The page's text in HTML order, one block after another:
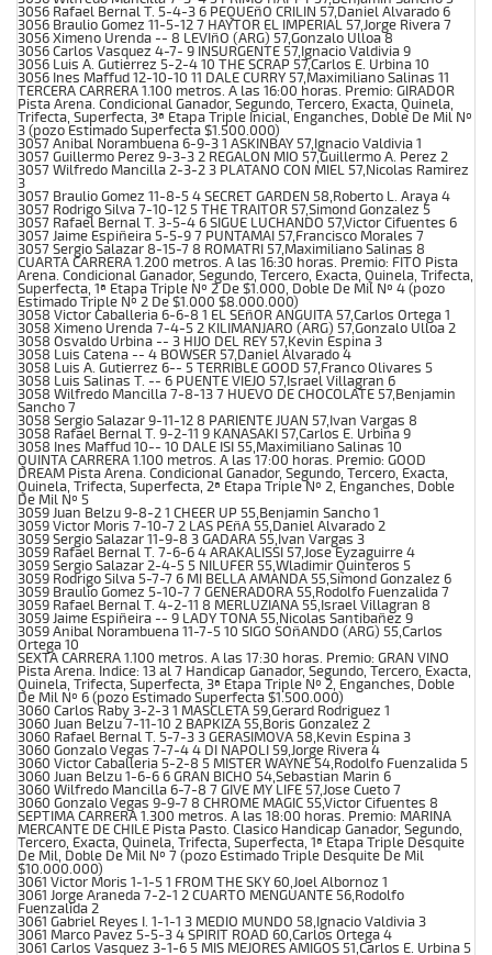
3056 Rafael Bernal T. 5-4-3 6 PEQUEñO CRILIN 57,Daniel Alvarado 6
3056 Braulio Gomez 11-5-12 7 HAYTOR EL IMPERIAL 57,Jorge Rivera 7
3056 Ximeno Urenda -- 8 LEVIñO (ARG) 57,Gonzalo Ulloa 8
3056 Carlos Vasquez 4-7- 9 INSURGENTE 57,Ignacio Valdivia 9
3056 Luis A. Gutierrez 5-2-4 10 THE SCRAP 57,Carlos E. Urbina 10
3056 Ines Maffud 12-10-10 11 DALE CURRY 57,Maximiliano Salinas 11
TERCERA CARRERA 1.100 metros. A las 16:00 horas. Premio: GIRADOR
Pista Arena. Condicional Ganador, Segundo, Tercero, Exacta, Quinela,
Trifecta, Superfecta, 3ª Etapa Triple Inicial, Enganches, Doble De Mil Nº
3 (pozo Estimado Superfecta $1.500.000)
3057 Anibal Norambuena 6-9-3 1 ASKINBAY 57,Ignacio Valdivia 1
3057 Guillermo Perez 9-3-3 2 REGALON MIO 57,Guillermo A. Perez 2
3057 Wilfredo Mancilla 2-3-2 3 PLATANO CON MIEL 57,Nicolas Ramirez
3
3057 Braulio Gomez 11-8-5 4 SECRET GARDEN 58,Roberto L. Araya 4
3057 Rodrigo Silva 7-10-12 5 THE TRAITOR 57,Simond Gonzalez 5
3057 Rafael Bernal T. 3-5-4 6 SIGUE LUCHANDO 57,Victor Cifuentes 6
3057 Jaime Espiñeira 5-5-9 7 PUNTAMAI 57,Francisco Morales 7
3057 Sergio Salazar 8-15-7 8 ROMATRI 57,Maximiliano Salinas 8
CUARTA CARRERA 1.200 metros. A las 16:30 horas. Premio: FITO Pista
Arena. Condicional Ganador, Segundo, Tercero, Exacta, Quinela, Trifecta,
Superfecta, 1ª Etapa Triple Nº 2 De $1.000, Doble De Mil Nº 4 (pozo
Estimado Triple Nº 2 De $1.000 $8.000.000)
3058 Victor Caballeria 6-6-8 1 EL SEñOR ANGUITA 57,Carlos Ortega 1
3058 Ximeno Urenda 7-4-5 2 KILIMANJARO (ARG) 57,Gonzalo Ulloa 2
3058 Osvaldo Urbina -- 3 HIJO DEL REY 57,Kevin Espina 3
3058 Luis Catena -- 4 BOWSER 57,Daniel Alvarado 4
3058 Luis A. Gutierrez 6-- 5 TERRIBLE GOOD 57,Franco Olivares 5
3058 Luis Salinas T. -- 6 PUENTE VIEJO 57,Israel Villagran 6
3058 Wilfredo Mancilla 7-8-13 7 HUEVO DE CHOCOLATE 57,Benjamin
Sancho 7
3058 Sergio Salazar 9-11-12 8 PARIENTE JUAN 57,Ivan Vargas 8
3058 Rafael Bernal T. 9-2-11 9 KANASAKI 57,Carlos E. Urbina 9
3058 Ines Maffud 10-- 10 DALE ISI 55,Maximiliano Salinas 10
QUINTA CARRERA 1.100 metros. A las 17:00 horas. Premio: GOOD
DREAM Pista Arena. Condicional Ganador, Segundo, Tercero, Exacta,
Quinela, Trifecta, Superfecta, 2ª Etapa Triple Nº 2, Enganches, Doble
De Mil Nº 5
3059 Juan Belzu 9-8-2 1 CHEER UP 55,Benjamin Sancho 1
3059 Victor Moris 7-10-7 2 LAS PEñA 55,Daniel Alvarado 2
3059 Sergio Salazar 11-9-8 3 GADARA 55,Ivan Vargas 3
3059 Rafael Bernal T. 7-6-6 4 ARAKALISSI 57,Jose Eyzaguirre 4
3059 Sergio Salazar 2-4-5 5 NILUFER 55,Wladimir Quinteros 5
3059 Rodrigo Silva 5-7-7 6 MI BELLA AMANDA 55,Simond Gonzalez 6
3059 Braulio Gomez 5-10-7 7 GENERADORA 55,Rodolfo Fuenzalida 7
3059 Rafael Bernal T. 4-2-11 8 MERLUZIANA 55,Israel Villagran 8
3059 Jaime Espiñeira -- 9 LADY TONA 55,Nicolas Santibañez 9
3059 Anibal Norambuena 11-7-5 10 SIGO SOñANDO (ARG) 55,Carlos
Ortega 10
SEXTA CARRERA 1.100 metros. A las 17:30 horas. Premio: GRAN VINO
Pista Arena. Indice: 13 al 7 Handicap Ganador, Segundo, Tercero, Exacta,
Quinela, Trifecta, Superfecta, 3ª Etapa Triple Nº 2, Enganches, Doble
De Mil Nº 6 (pozo Estimado Superfecta $1.500.000)
3060 Carlos Raby 3-2-3 1 MASCLETA 59,Gerard Rodriguez 1
3060 Juan Belzu 7-11-10 2 BAPKIZA 55,Boris Gonzalez 2
3060 Rafael Bernal T. 5-7-3 3 GERASIMOVA 58,Kevin Espina 3
3060 Gonzalo Vegas 7-7-4 4 DI NAPOLI 59,Jorge Rivera 4
3060 Victor Caballeria 5-2-8 5 MISTER WAYNE 54,Rodolfo Fuenzalida 5
3060 Juan Belzu 1-6-6 6 GRAN BICHO 54,Sebastian Marin 6
3060 Wilfredo Mancilla 6-7-8 7 GIVE MY LIFE 57,Jose Cueto 7
3060 Gonzalo Vegas 9-9-7 8 CHROME MAGIC 55,Victor Cifuentes 8
SEPTIMA CARRERA 1.300 metros. A las 18:00 horas. Premio: MARINA
MERCANTE DE CHILE Pista Pasto. Clasico Handicap Ganador, Segundo,
Tercero, Exacta, Quinela, Trifecta, Superfecta, 1ª Etapa Triple Desquite
De Mil, Doble De Mil Nº 7 (pozo Estimado Triple Desquite De Mil
$10.000.000)
3061 Victor Moris 1-1-5 1 FROM THE SKY 60,Joel Albornoz 1
3061 Jorge Araneda 7-2-1 2 CUARTO MENGUANTE 56,Rodolfo
Fuenzalida 2
3061 Gabriel Reyes I. 1-1-1 3 MEDIO MUNDO 58,Ignacio Valdivia 3
3061 Marco Pavez 5-5-3 4 SPIRIT ROAD 60,Carlos Ortega 4
3061 Carlos Vasquez 3-1-6 5 MIS MEJORES AMIGOS 51,Carlos E. Urbina 5